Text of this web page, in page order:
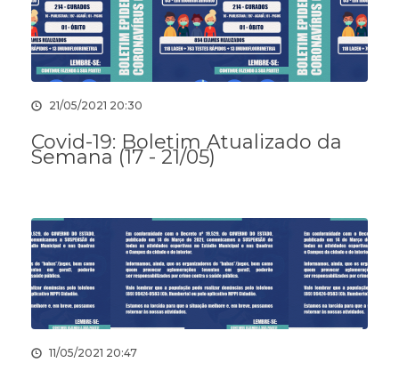
21/05/2021 20:30
Covid-19: Boletim Atualizado da
Semana (17 - 21/05)
11/05/2021 20:47